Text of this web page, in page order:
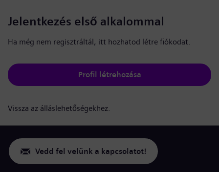
Jelentkezés első alkalommal
Ha még nem regisztráltál, itt hozhatod létre fiókodat.
Profil létrehozása
Vissza az álláslehetőségekhez.
Vedd fel velünk a kapcsolatot!